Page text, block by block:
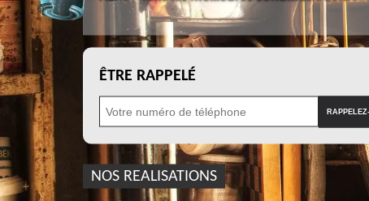
ÊTRE RAPPELÉ
NOS REALISATIONS